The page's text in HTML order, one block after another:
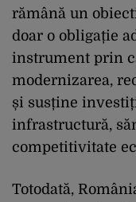
rămână un
doar o obligație
instrument prin
modernizarea,
și susține
infrastructură,
competitivitate
Totodată,